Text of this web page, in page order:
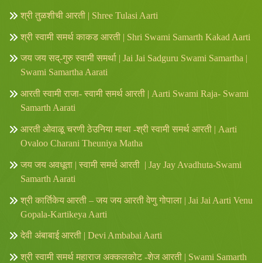
श्री तुळशीची आरती | Shree Tulasi Aarti
श्री स्वामी समर्थ काकड आरती | Shri Swami Samarth Kakad Aarti
जय जय सद्-गुरु स्वामी समर्था | Jai Jai Sadguru Swami Samartha |
Swami Samartha Aarati
आरती स्वामी राजा- स्वामी समर्थ आरती | Aarti Swami Raja- Swami
Samarth Aarati
आरती ओवाळू चरणी ठेउनिया माथा -श्री स्वामी समर्थ आरती | Aarti
Ovaloo Charani Theuniya Matha
जय जय अवधूता | स्वामी समर्थ आरती | Jay Jay Avadhuta-Swami
Samarth Aarati
श्री कार्तिकेय आरती – जय जय आरती वेणु गोपाला | Jai Jai Aarti Venu
Gopala-Kartikeya Aarti
देवी अंबाबाई आरती | Devi Ambabai Aarti
श्री स्वामी समर्थ महाराज अक्कलकोट -शेज आरती | Swami Samarth